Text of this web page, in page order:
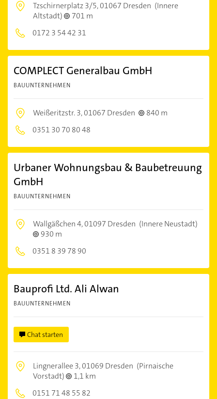
Tzschirnerplatz 3/5,01067 Dresden (Innere
Altstadt)
701 m
0172 3 54 42 31
COMPLECT Generalbau GmbH
BAUUNTERNEHMEN
Weißeritzstr. 3,01067 Dresden
840 m
0351 30 70 80 48
Urbaner Wohnungsbau & Baubetreuung
GmbH
BAUUNTERNEHMEN
Wallgäßchen 4,01097 Dresden (Innere Neustadt)
930 m
0351 8 39 78 90
Bauprofi Ltd. Ali Alwan
BAUUNTERNEHMEN
Chat starten
Lingnerallee 3,01069 Dresden (Pirnaische
Vorstadt)
1,1 km
0151 71 48 55 82